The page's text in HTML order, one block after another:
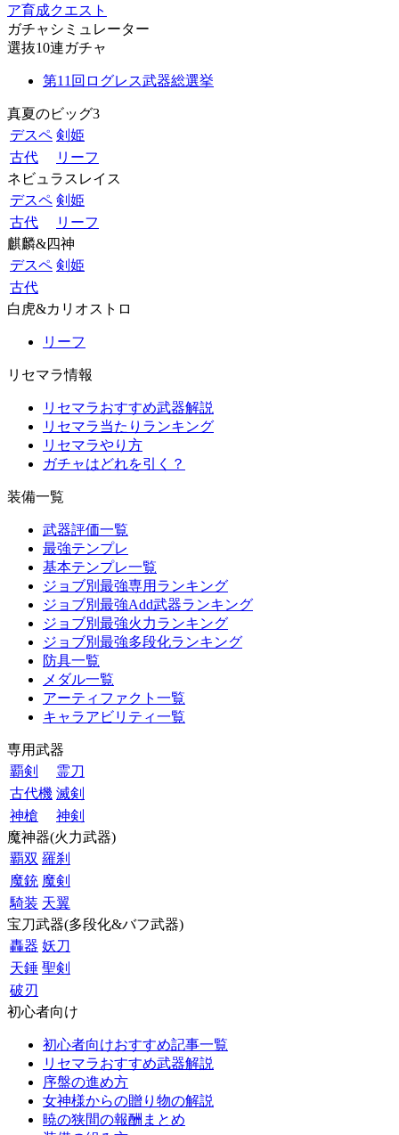
ア育成クエスト
ガチャシミュレーター
選抜10連ガチャ
第11回ログレス武器総選挙
真夏のビッグ3
デスペ 剣姫
古代
リーフ
ネビュラスレイス
デスペ 剣姫
古代
リーフ
麒麟&四神
デスペ 剣姫
古代
白虎&カリオストロ
リーフ
リセマラ情報
リセマラおすすめ武器解説
リセマラ当たりランキング
リセマラやり方
ガチャはどれを引く？
装備一覧
武器評価一覧
最強テンプレ
基本テンプレ一覧
ジョブ別最強専用ランキング
ジョブ別最強Add武器ランキング
ジョブ別最強火力ランキング
ジョブ別最強多段化ランキング
防具一覧
メダル一覧
アーティファクト一覧
キャラアビリティ一覧
専用武器
覇剣
霊刀
古代機 滅剣
神槍
神剣
魔神器(火力武器)
覇双 羅刹
魔銃 魔剣
騎装 天翼
宝刀武器(多段化&バフ武器)
轟器 妖刀
天錘 聖剣
破刃
初心者向け
初心者向けおすすめ記事一覧
リセマラおすすめ武器解説
序盤の進め方
女神様からの贈り物の解説
暁の狭間の報酬まとめ